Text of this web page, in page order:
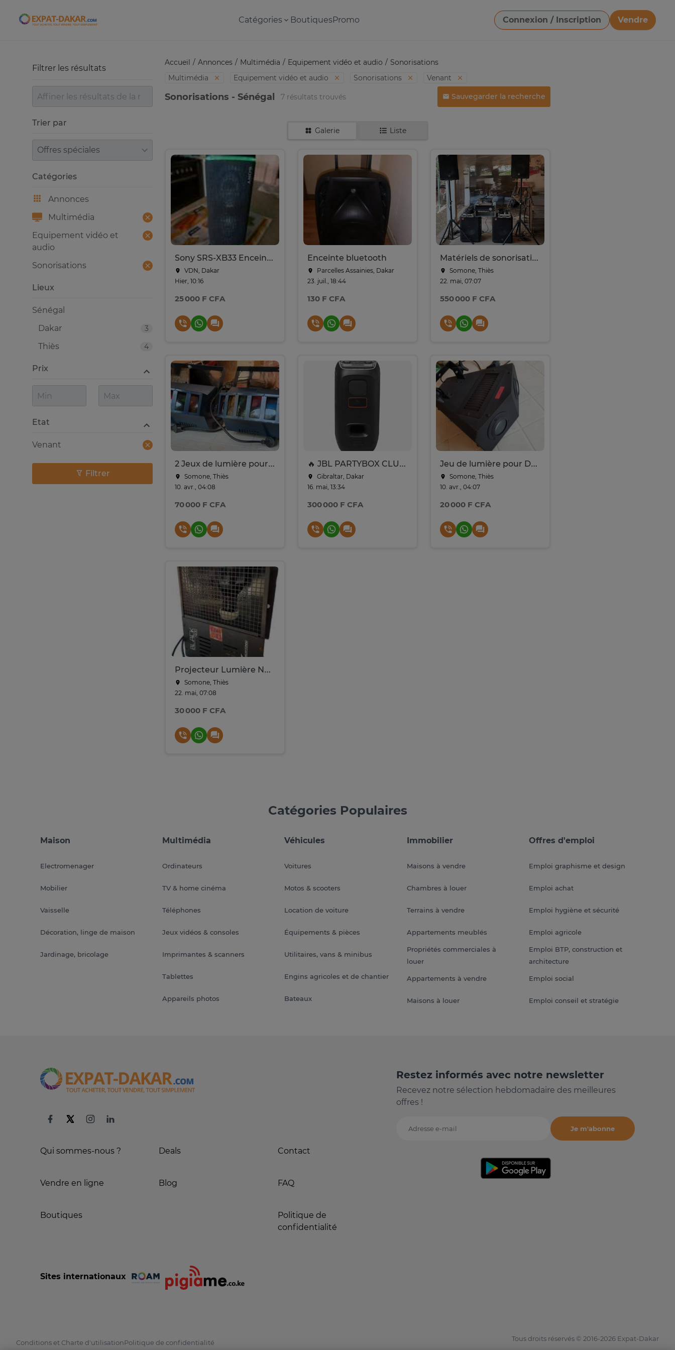
Expat-Dakar Catégories BoutiquesPromo Connexion / Inscription
Vendre
Télécharger une image
Accueil Annonces Multimédia Equipement vidéo et audio
Sonorisations
Multimédia
Equipement vidéo et audio Sonorisations Venant
Sonorisations - Sénégal 7 résultats trouvés Sauvegarder la recherche
Galerie Liste
Sony SRS-XB33 Enceinte bluetooth portable
VDN, Dakar
Hier, 10:16
25 000 F CFA
Enceinte bluetooth
Parcelles Assainies, Dakar
23. juil., 18:44
130 F CFA
Matériels de sonorisation haute puissance pour DJ
Somone, Thiès
22. mai, 07:07
550 000 F CFA
2 Jeux de lumière pour DJ - Derby
Somone, Thiès
10. avr., 04:08
70 000 F CFA
🔥 JBL PARTYBOX CLUB 120 - L'AMBIANCE ASSURÉE !
Gibraltar, Dakar
16. mai, 13:34
300 000 F CFA
Jeu de lumière pour DJ - Double Moon
Somone, Thiès
10. avr., 04:07
20 000 F CFA
Projecteur Lumière Noire - 400W
Somone, Thiès
22. mai, 07:08
30 000 F CFA
Filtrer les résultats
Trier par
Trier par
Catégories
Annonces
Multimédia
Equipement vidéo et
audio
Sonorisations
Lieux
Sénégal
3
Dakar
4
Thiès
Prix
Etat
Venant
Filtrer
Catégories Populaires
Maison
Electromenager
Mobilier
Vaisselle
Décoration, linge de maison
Jardinage, bricolage
Multimédia
Ordinateurs
TV & home cinéma
Téléphones
Jeux vidéos & consoles
Imprimantes & scanners
Tablettes
Appareils photos
Véhicules
Voitures
Motos & scooters
Location de voiture
Équipements & pièces
Utilitaires, vans & minibus
Engins agricoles et de chantier
Bateaux
Immobilier
Maisons à vendre
Chambres à louer
Terrains à vendre
Appartements meublés
Propriétés commerciales à
louer
Appartements à vendre
Maisons à louer
Offres d'emploi
Emploi graphisme et design
Emploi achat
Emploi hygiène et sécurité
Emploi agricole
Emploi BTP, construction et
architecture
Emploi social
Emploi conseil et stratégie
Qui sommes-nous ?
Vendre en ligne
Boutiques
Deals
Blog
Contact
FAQ
Politique de
confidentialité
Restez informés avec notre newsletter
Recevez notre sélection hebdomadaire des meilleures
offres !
Adresse e-mail
Je m'abonne
Sites internationaux
Conditions et Charte d'utilisationPolitique de confidentialité Tous droits réservés © 2016-2026 Expat-Dakar